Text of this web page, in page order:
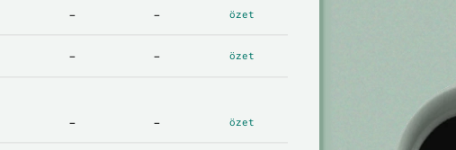
- - özet
- - özet
- - özet